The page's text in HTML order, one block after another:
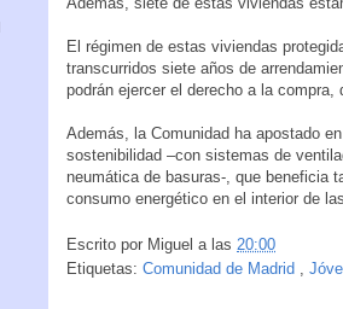
El régimen de estas viviendas
transcurridos siete años de
podrán ejercer el derecho a la compra,
Además, la Comunidad ha apostado
sostenibilidad –con sistemas de
neumática de basuras-, que beneficia
consumo energético en el interior de
Escrito por Miguel a las 20:00
Etiquetas: Comunidad de Madrid ,